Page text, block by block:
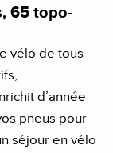
65 topo-
vélo de tous
d’année
pneus pour
séjour en vélo